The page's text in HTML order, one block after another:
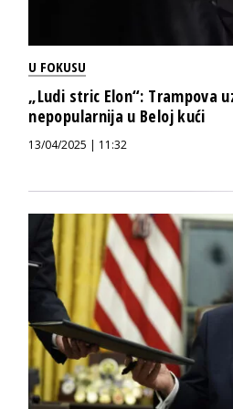
U FOKUSU
„Ludi stric Elon“: Trampova
nepopularnija u Beloj kući
13/04/2025 | 11:32